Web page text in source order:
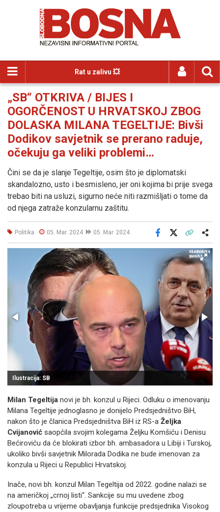
Rat u zalivu 💥
„SB“ OTKRIVA / BIJES I
OGORČENOST U HRVATSKOJ ZBOG
DOLASKA MILANA TEGELTIJE: Bivši
Dodikov savjetnik se prerano raduje,
očekuju ga veliki problemi…
Čini se da je slanje Tegeltije, osim što je diplomatski
skandalozno, usto i besmisleno, jer oni kojima bi prije svega
trebao biti na usluzi, sigurno neće niti razmišljati o tome da
od njega zatraže konzularnu zaštitu.
Politika 05. Mar. 2024 05. Mar. 2024
Facebook
Ilustracija: SB
Milan Tegeltija novi je bh. konzul u Rijeci. Odluku o imenovanju
Milana Tegeltije jednoglasno je donijelo Predsjedništvo BiH,
nakon što je članica Predsjedništva BiH iz RS-a Željka
Cvijanović saopćila svojim kolegama Željku Komšiću i Denisu
Bećiroviću da će blokirati izbor bh. ambasadora u Libiji i Turskoj,
ukoliko bivši savjetnik Milorada Dodika ne bude imenovan za
konzula u Rijeci u Republici Hrvatskoj.
Inače, novi bh. konzul Milan Tegeltija od 2022. godine nalazi se
na američkoj „crnoj listi“. Sankcije su mu uvedene zbog
zloupotreba u vrijeme obavljanja funkcije predsjednika Visokog